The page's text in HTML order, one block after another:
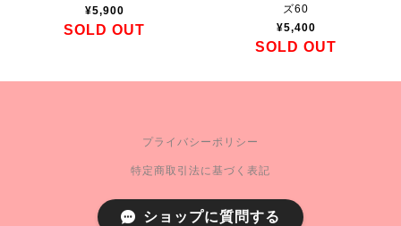
¥5,900
SOLD OUT
ズ60
¥5,400
SOLD OUT
プライバシーポリシー
特定商取引法に基づく表記
c 2021 FLEX CORPORATION.
ショップに質問する